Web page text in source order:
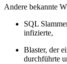
Andere bekannte
SQL
infizierte,
Blaster, der
durchführte